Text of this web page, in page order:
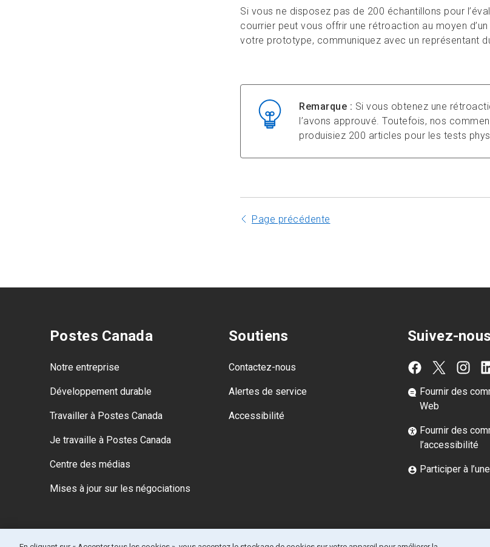
Si vous ne disposez pas de 200 échantillons pour
courrier peut vous offrir une rétroaction au moyen
votre prototype, communiquez avec un représentant
Remarque : Si vous obtenez une
l’avons approuvé. Toutefois, nos
produisiez 200 articles pour les tests
Page précédente
Postes Canada
Notre entreprise
Développement durable
Travailler à Postes Canada
Je travaille à Postes Canada
Centre des médias
Mises à jour sur les négociations
Soutiens
Contactez-nous
Alertes de service
Accessibilité
Suivez-nous
Fournir des
Web
Fournir des
l’accessibilité
Participer à